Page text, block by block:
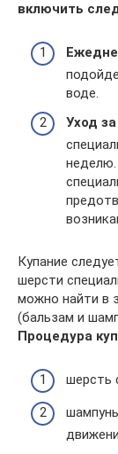
включить
воде.
Уход
неделю.
Купание
шерсти
можно найти в
(бальзам и
Процедура
шерсть